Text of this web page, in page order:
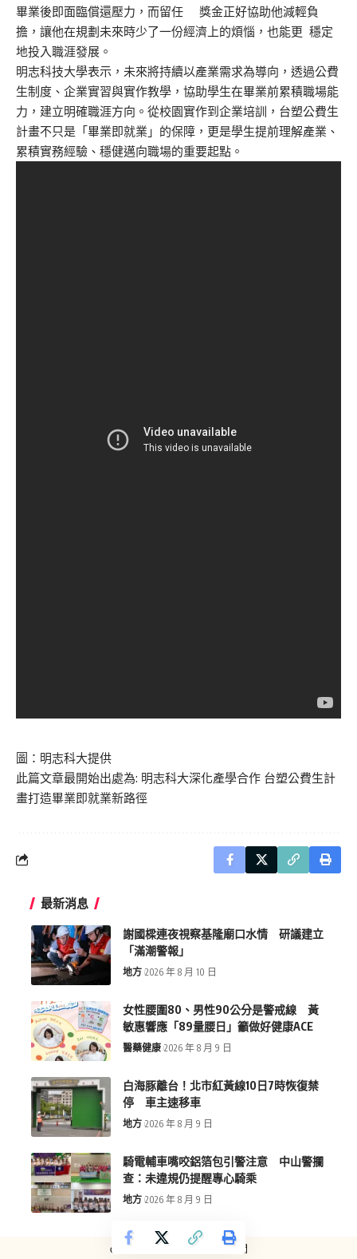
畢業後即面臨償還壓力，而留任
獎金正好協助他減輕負
擔，讓他在規劃未來時少了一份經濟上的煩惱， 也能更 穩定
地投入職涯發展。
明志科技大學表示，未來將持續以產業需求為導向，透過公費
生制度、企業實習與實作教學，協助學生在畢業前累積職場能
力，建立明確職涯方向。從校園實作到企業培訓，台塑公費生
計畫不只是「畢業即就業」的保障，更是學生提前理解產業、
累積實務經驗、穩健邁向職場的重要起點。
圖：明志科大提供
此篇文章最開始出處為: 明志科大深化產學合作 台塑公費生計
畫打造畢業即就業新路徑
最新消息
謝國樑連夜視察基隆廟口水情 研議建立
「滿潮警報」
地方 2026 年 8 月 10 日
女性腰圍80、男性90公分是警戒線 黃
敏惠響應「89量腰日」籲做好健康ACE
醫藥健康 2026 年 8 月 9 日
白海豚離台！北市紅黃線10日7時恢復禁
停 車主速移車
地方 2026 年 8 月 9 日
騎電輔車嘴咬鋁箔包引警注意 中山警攔
查：未違規仍提醒專心騎乘
地方 2026 年 8 月 9 日
copyright © more-new.tw 墨新聞